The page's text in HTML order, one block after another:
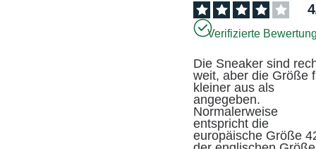
4
Verifizierte
Die Sneaker sind
weit, aber die Größe
kleiner aus als
angegeben.
Normalerweise
entspricht die
europäische Größe